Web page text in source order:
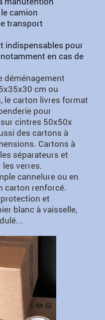
camion
transport
indispensables pour
notamment en cas de
déménagement
cm ou
le carton livres format
pour
cintres 50x50x
des cartons à
Cartons à
séparateurs et
verres.
cannelure ou en
carton renforcé.
et
blanc à vaisselle,